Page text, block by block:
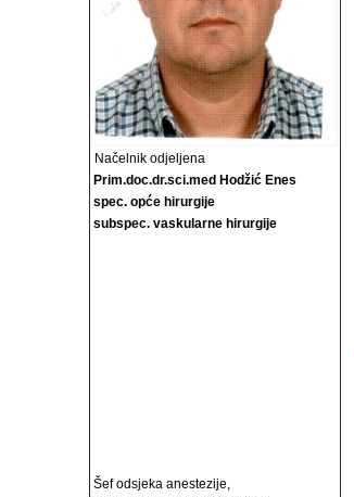
Načelnik odjeljena
Prim.doc.dr.sci.med Hodžić Enes
spec. opće hirurgije
subspec. vaskularne hirurgije
Šef odsjeka anestezije,